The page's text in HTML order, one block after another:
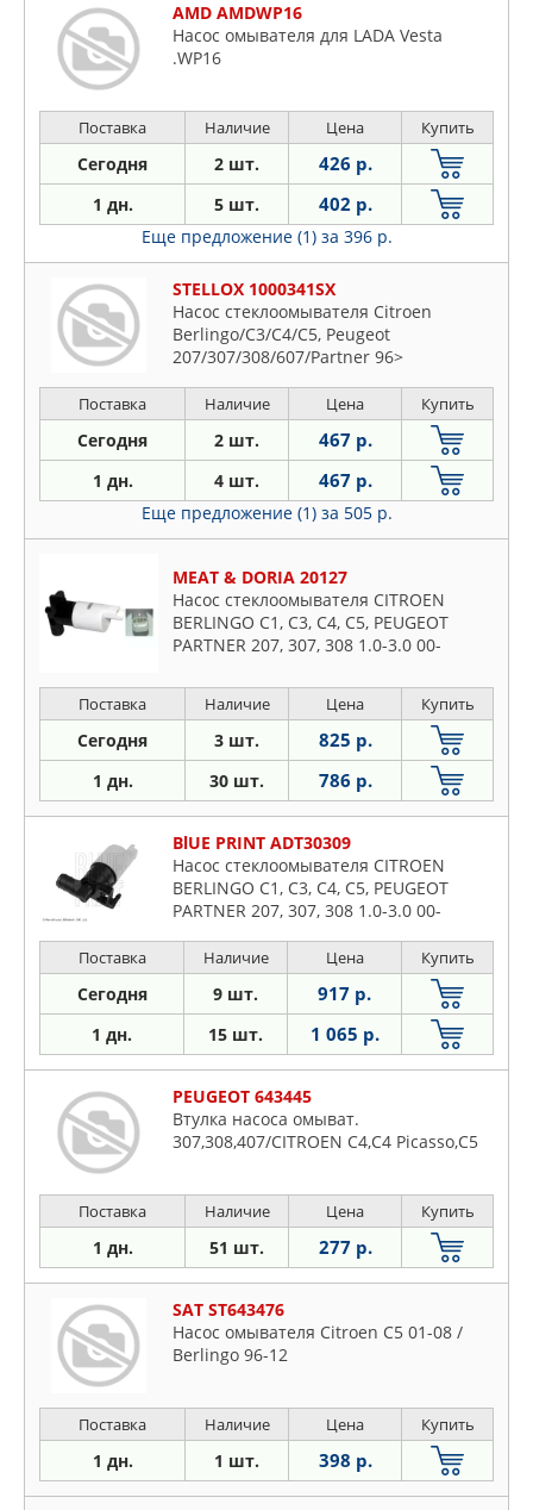
AMD AMDWP16
Насос омывателя для LADA Vesta
.WP16
Поставка Наличие Цена Купить
Сегодня 2 шт. 426 р.
1 дн. 5 шт. 402 р.
Еще предложение (1) за 396 р.
STELLOX 1000341SX
Насос стеклоомывателя Citroen
Berlingo/C3/C4/C5, Peugeot
207/307/308/607/Partner 96>
Поставка Наличие Цена Купить
Сегодня 2 шт. 467 р.
1 дн. 4 шт. 467 р.
Еще предложение (1) за 505 р.
MEAT & DORIA 20127
Насос стеклоомывателя CITROEN
BERLINGO C1, C3, C4, C5, PEUGEOT
PARTNER 207, 307, 308 1.0-3.0 00-
Поставка Наличие Цена Купить
Сегодня 3 шт. 825 р.
1 дн. 30 шт. 786 р.
BlUE PRINT ADT30309
Насос стеклоомывателя CITROEN
BERLINGO C1, C3, C4, C5, PEUGEOT
PARTNER 207, 307, 308 1.0-3.0 00-
Поставка Наличие Цена Купить
Сегодня 9 шт. 917 р.
1 дн. 15 шт. 1 065 р.
PEUGEOT 643445
Втулка насоса омыват.
307,308,407/CITROEN C4,C4 Picasso,C5
Поставка Наличие Цена Купить
1 дн. 51 шт. 277 р.
SAT ST643476
Насос омывателя Citroen C5 01-08 /
Berlingo 96-12
Поставка Наличие Цена Купить
1 дн. 1 шт. 398 р.